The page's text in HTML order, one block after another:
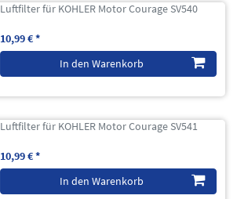
Luftfilter für KOHLER Motor Courage SV540
10,99 € *
In den Warenkorb
Luftfilter für KOHLER Motor Courage SV541
10,99 € *
In den Warenkorb